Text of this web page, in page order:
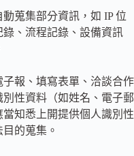
蒐集部分資訊，如 IP 位
、流程記錄、設備資訊
報、填寫表單、洽談合作
性資料（如姓名、電子郵
知悉上開提供個人識別性
目的蒐集。